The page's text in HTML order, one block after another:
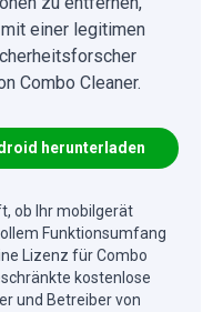
einer legitimen
Combo Cleaner.
herunterladen
ob Ihr mobilgerät
Funktionsumfang
Lizenz für Combo
kostenlose
und Betreiber von